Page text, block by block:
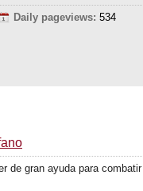
Daily pageviews: 534
de gran ayuda para